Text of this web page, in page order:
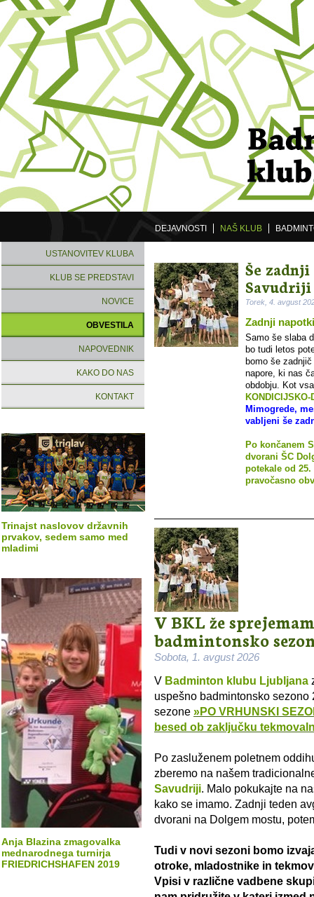
DEJAVNOSTI NAŠ KLUB
USTANOVITEV KLUBA
KLUB SE PREDSTAVI
NOVICE
OBVESTILA
NAPOVEDNIK
KAKO DO NAS
KONTAKT
Trinajst naslovov državnih
prvakov, sedem samo med
mladimi
Anja Blazina zmagovalka
mednarodnega turnirja
FRIEDRICHSHAFEN 2019
Še
Savudriji
Torek, 4. avgust
Zadnji
Samo še slaba
bo tudi letos
bomo še
napore, ki nas
obdobju. Kot
Mimogrede,
vabljeni še
Po končanem
dvorani ŠC
potekale od
pravočasno
V BKL že
badmintonsko
Sobota, 1. avgust 2026
V Badminton klubu Ljubljana
uspešno badmintonsko
sezone »PO VRHUNSKI
besed ob zaključku
Po zasluženem poletnem
zberemo na našem
Savudriji. Malo pokukajte na
kako se imamo. Zadnji teden
dvorani na Dolgem mostu,
Tudi v novi sezoni bomo
otroke, mladostnike in
Vpisi v različne vadbene